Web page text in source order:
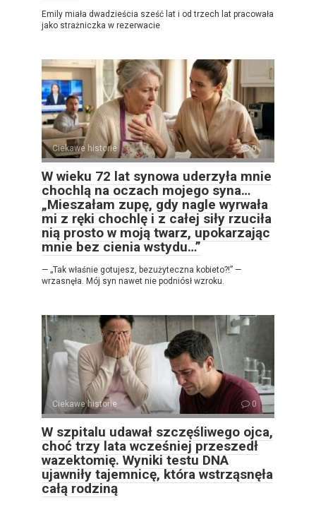
Emily miała dwadzieścia sześć lat i od trzech lat pracowała
jako strażniczka w rezerwacie
Ciekawe historie 0
W wieku 72 lat synowa uderzyła mnie
chochlą na oczach mojego syna…
„Mieszałam zupę, gdy nagle wyrwała
mi z ręki chochlę i z całej siły rzuciła
nią prosto w moją twarz, upokarzając
mnie bez cienia wstydu…”
— „Tak właśnie gotujesz, bezużyteczna kobieto?!” —
wrzasnęła. Mój syn nawet nie podniósł wzroku.
Ciekawe historie 0
W szpitalu udawał szczęśliwego ojca,
choć trzy lata wcześniej przeszedł
wazektomię. Wyniki testu DNA
ujawniły tajemnicę, która wstrząsnęła
całą rodziną